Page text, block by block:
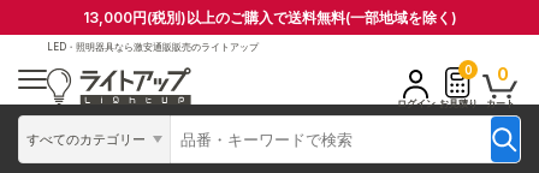
13,000円(税別)以上のご購入で送料無料(一部地域を除く)
LED・照明器具なら激安通販販売のライトアップ
すべてのカテゴリー
ログイン
0
お見積り
0
カート